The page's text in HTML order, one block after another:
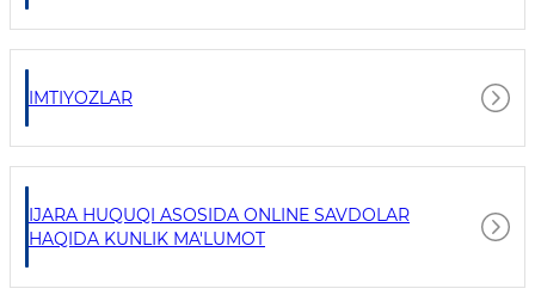
IMTIYOZLAR
IJARA HUQUQI ASOSIDA ONLINE SAVDOLAR
HAQIDA KUNLIK MA'LUMOT